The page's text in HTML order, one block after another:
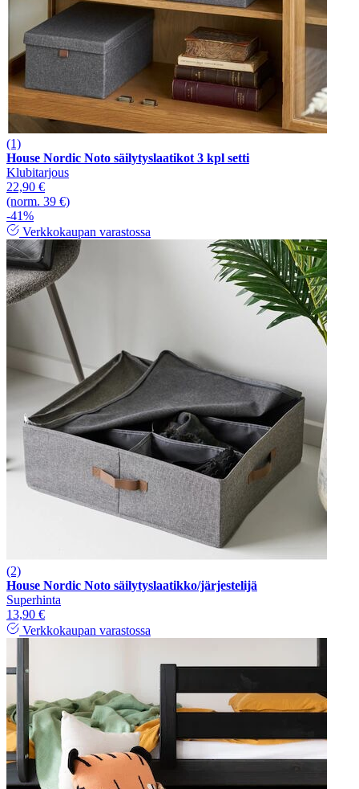
(1)
House Nordic Noto säilytyslaatikot 3 kpl setti
Klubitarjous
22,90 €
(norm. 39 €)
-41%
Verkkokaupan varastossa
(2)
House Nordic Noto säilytyslaatikko/järjestelijä
Superhinta
13,90 €
Verkkokaupan varastossa